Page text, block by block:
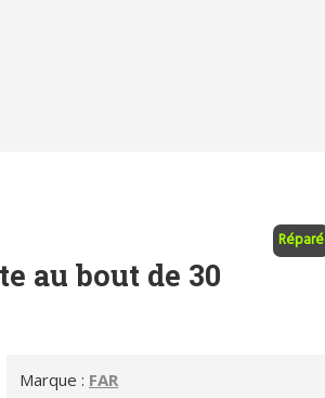
Réparé
au bout de 30
Marque : FAR